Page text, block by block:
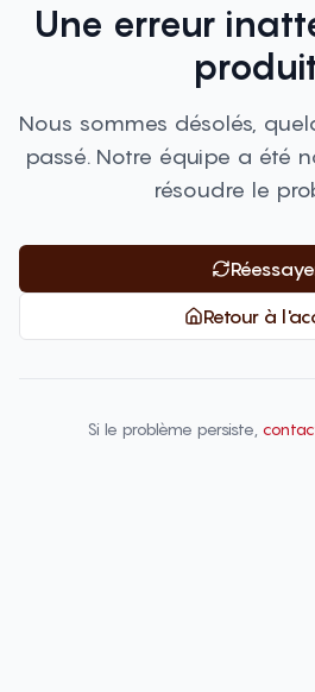
Une erreur
Nous sommes désolés,
passé. Notre équipe a été
résoudre le
Retour à
Si le problème persiste,